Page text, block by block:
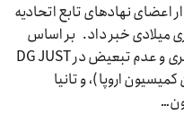
اعضای نهادهای تابع اتحادیه
میلادی خبر داد. بر اساس
خبر منتشرشده، آنا کارلا پریرا، مدیر برابری و عدم تبعیض در DG JUST
اروپا )، و تانیا